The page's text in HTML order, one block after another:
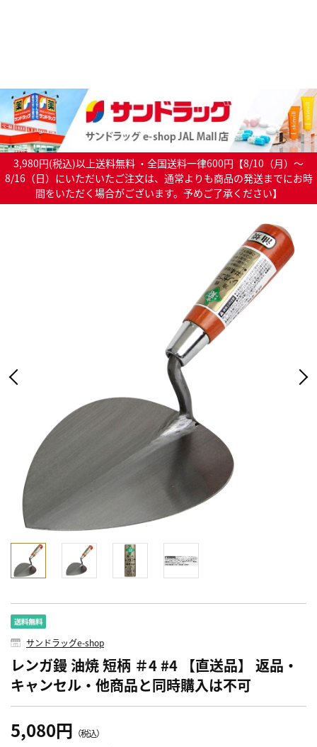
3,980円(税込)以上送料無料 ・全国送料一律600円【8/10（月）～
8/16（日）にいただいたご注文は、通常よりも商品の発送までにお時
間をいただく場合がございます。予めご了承ください】
サンドラッグe-shop
レンガ鏝 油焼 短柄 ＃4 #4 【直送品】 返品・
キャンセル・他商品と同時購入は不可
5,080円 （税込）